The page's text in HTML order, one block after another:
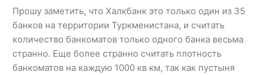
Прошу заметить, что Халкбанк это только один из 35
банков на территории Туркменистана, и считать
количество банкоматов только одного банка весьма
странно. Еще более странно считать плотность
банкоматов на каждую 1000 кв км, так как пустыня